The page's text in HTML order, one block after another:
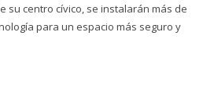
su centro cívico, se instalarán más de
para un espacio más seguro y